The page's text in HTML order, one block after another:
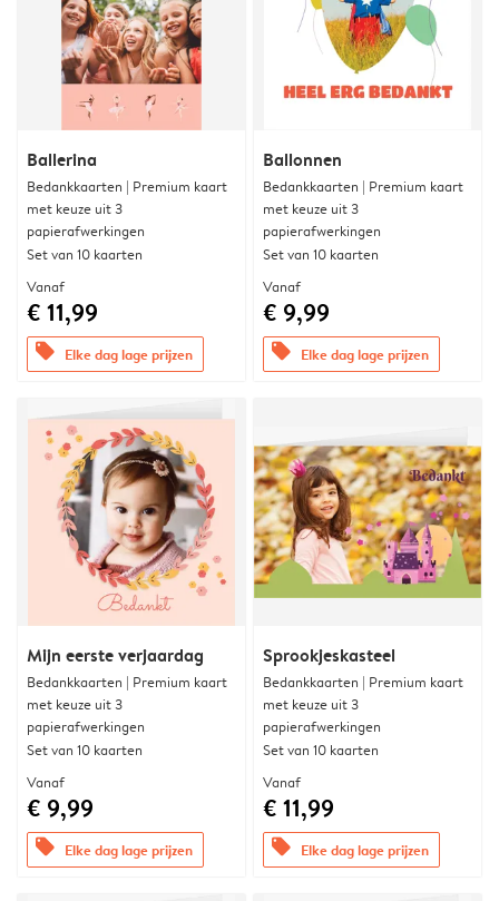
Ballerina
Bedankkaarten | Premium kaart
met keuze uit 3
papierafwerkingen
Set van 10 kaarten
Vanaf
€ 11,99
offers Elke dag lage prijzen
Ballonnen
Bedankkaarten | Premium kaart
met keuze uit 3
papierafwerkingen
Set van 10 kaarten
Vanaf
€ 9,99
offers Elke dag lage prijzen
Mijn eerste verjaardag
Bedankkaarten | Premium kaart
met keuze uit 3
papierafwerkingen
Set van 10 kaarten
Vanaf
€ 9,99
offers Elke dag lage prijzen
Sprookjeskasteel
Bedankkaarten | Premium kaart
met keuze uit 3
papierafwerkingen
Set van 10 kaarten
Vanaf
€ 11,99
offers Elke dag lage prijzen